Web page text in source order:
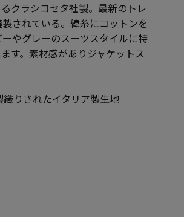
クラシコセタ社製。最新のトレ
されている。緯糸にコットンを
やグレーのスーツスタイルに特
す。素材感がありジャケットス
りされたイタリア製生地